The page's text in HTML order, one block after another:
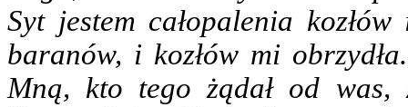
Syt jestem całopalenia
baranów, i kozłów mi
Mną, kto tego żądał od was,